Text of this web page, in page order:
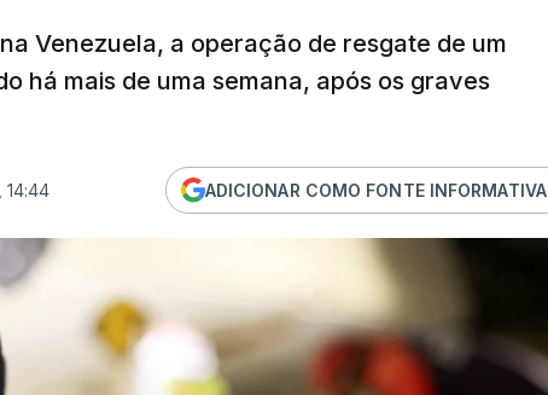
Venezuela, a operação de resgate de um
há mais de uma semana, após os graves
14:44 ADICIONAR COMO FONTE INFORMATIVA